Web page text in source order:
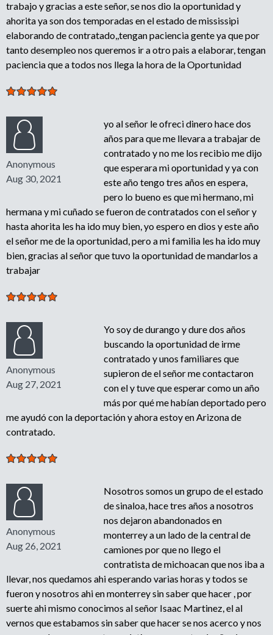
trabajo y gracias a este señor, se nos dio la oportunidad y
ahorita ya son dos temporadas en el estado de mississipi
elaborando de contratado,,tengan paciencia gente ya que por
tanto desempleo nos queremos ir a otro pais a elaborar, tengan
paciencia que a todos nos llega la hora de la Oportunidad
Anonymous
Aug 30, 2021
yo al señor le ofreci dinero hace dos
años para que me llevara a trabajar de
contratado y no me los recibio me dijo
que esperara mi oportunidad y ya con
este año tengo tres años en espera,
pero lo bueno es que mi hermano, mi
hermana y mi cuñado se fueron de contratados con el señor y
hasta ahorita les ha ido muy bien, yo espero en dios y este año
el señor me de la oportunidad, pero a mi familia les ha ido muy
bien, gracias al señor que tuvo la oportunidad de mandarlos a
trabajar
Anonymous
Aug 27, 2021
Yo soy de durango y dure dos años
buscando la oportunidad de irme
contratado y unos familiares que
supieron de el señor me contactaron
con el y tuve que esperar como un año
más por qué me habían deportado pero
me ayudó con la deportación y ahora estoy en Arizona de
contratado.
Anonymous
Aug 26, 2021
Nosotros somos un grupo de el estado
de sinaloa, hace tres años a nosotros
nos dejaron abandonados en
monterrey a un lado de la central de
camiones por que no llego el
contratista de michoacan que nos iba a
llevar, nos quedamos ahi esperando varias horas y todos se
fueron y nosotros ahi en monterrey sin saber que hacer , por
suerte ahi mismo conocimos al señor Isaac Martinez, el al
vernos que estabamos sin saber que hacer se nos acerco y nos